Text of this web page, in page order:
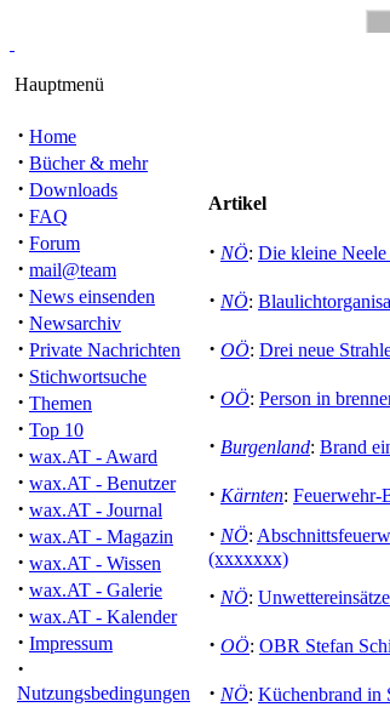
Hauptmenü
· Home
· Bücher & mehr
· Downloads
· FAQ
· Forum
· mail@team
· News einsenden
· Newsarchiv
· Private Nachrichten
· Stichwortsuche
· Themen
· Top 10
· wax.AT - Award
· wax.AT - Benutzer
· wax.AT - Journal
· wax.AT - Magazin
· wax.AT - Wissen
· wax.AT - Galerie
· wax.AT - Kalender
· Impressum
·
Nutzungsbedingungen
Artikel
· NÖ: Die kleine
· NÖ:
· OÖ: Drei neue
· OÖ: Person in
· Burgenland: Brand
· Kärnten: Feuerwehr-
· NÖ:
(xxxxxxx)
· NÖ:
· OÖ: OBR Stefan
· NÖ: Küchenbrand in